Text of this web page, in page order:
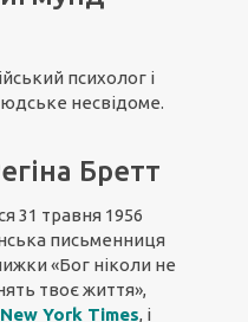
психолог і
несвідоме.
Бретт
31 травня 1956
письменниця
«Бог ніколи не
твоє життя»,
York Times, і